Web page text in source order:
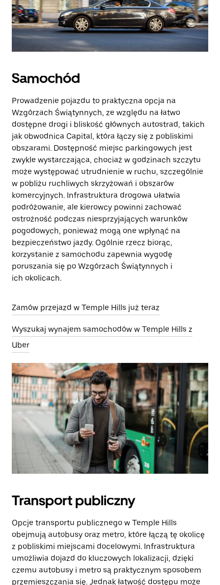
Samochód
Prowadzenie pojazdu to praktyczna opcja na
Wzgórzach Świątynnych, ze względu na łatwo
dostępne drogi i bliskość głównych autostrad, takich
jak obwodnica Capital, która łączy się z pobliskimi
obszarami. Dostępność miejsc parkingowych jest
zwykle wystarczająca, chociaż w godzinach szczytu
może występować utrudnienie w ruchu, szczególnie
w pobliżu ruchliwych skrzyżowań i obszarów
komercyjnych. Infrastruktura drogowa ułatwia
podróżowanie, ale kierowcy powinni zachować
ostrożność podczas niesprzyjających warunków
pogodowych, ponieważ mogą one wpłynąć na
bezpieczeństwo jazdy. Ogólnie rzecz biorąc,
korzystanie z samochodu zapewnia wygodę
poruszania się po Wzgórzach Świątynnych i
ich okolicach.
Zamów przejazd w Temple Hills już teraz
Wyszukaj wynajem samochodów w Temple Hills z
Uber
Transport publiczny
Opcje transportu publicznego w Temple Hills
obejmują autobusy oraz metro, które łączą tę okolicę
z pobliskimi miejscami docelowymi. Infrastruktura
umożliwia dojazd do kluczowych lokalizacji, dzięki
czemu autobusy i metro są praktycznym sposobem
przemieszczania się. Jednak łatwość dostępu może